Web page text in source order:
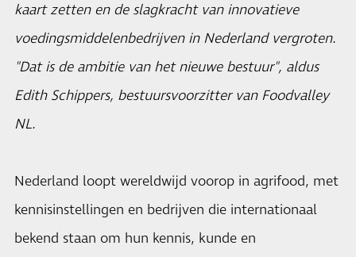
kaart zetten en de slagkracht van innovatieve
voedingsmiddelenbedrijven in Nederland vergroten.
"Dat is de ambitie van het nieuwe bestuur", aldus
Edith Schippers, bestuursvoorzitter van Foodvalley
NL.
Nederland loopt wereldwijd voorop in agrifood, met
kennisinstellingen en bedrijven die internationaal
bekend staan om hun kennis, kunde en